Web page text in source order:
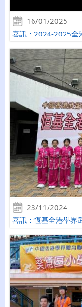
16/01/2025
喜訊：2024-2025全
23/11/2024
喜訊：恆基全港學界